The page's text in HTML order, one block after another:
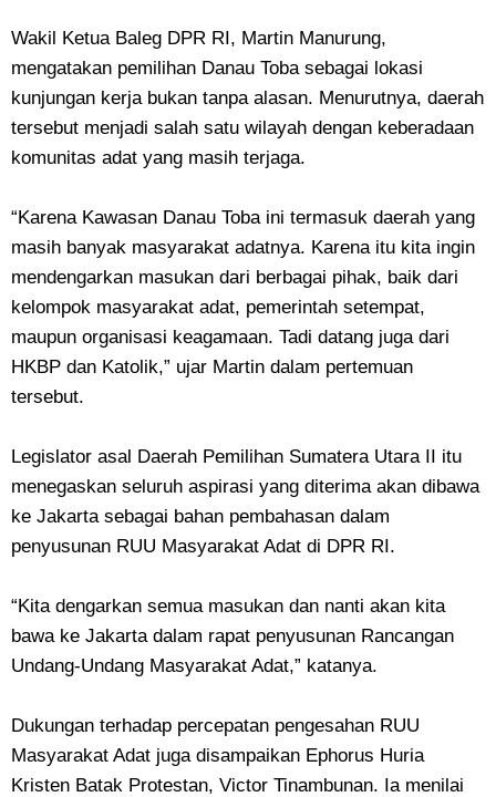
Wakil Ketua Baleg DPR RI, Martin Manurung,
mengatakan pemilihan Danau Toba sebagai lokasi
kunjungan kerja bukan tanpa alasan. Menurutnya, daerah
tersebut menjadi salah satu wilayah dengan keberadaan
komunitas adat yang masih terjaga.
“Karena Kawasan Danau Toba ini termasuk daerah yang
masih banyak masyarakat adatnya. Karena itu kita ingin
mendengarkan masukan dari berbagai pihak, baik dari
kelompok masyarakat adat, pemerintah setempat,
maupun organisasi keagamaan. Tadi datang juga dari
HKBP dan Katolik,” ujar Martin dalam pertemuan
tersebut.
Legislator asal Daerah Pemilihan Sumatera Utara II itu
menegaskan seluruh aspirasi yang diterima akan dibawa
ke Jakarta sebagai bahan pembahasan dalam
penyusunan RUU Masyarakat Adat di DPR RI.
“Kita dengarkan semua masukan dan nanti akan kita
bawa ke Jakarta dalam rapat penyusunan Rancangan
Undang-Undang Masyarakat Adat,” katanya.
Dukungan terhadap percepatan pengesahan RUU
Masyarakat Adat juga disampaikan Ephorus Huria
Kristen Batak Protestan, Victor Tinambunan. Ia menilai